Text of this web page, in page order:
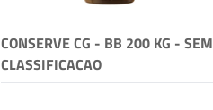
CONSERVE CG - BB 200 KG - SEM
CLASSIFICACAO